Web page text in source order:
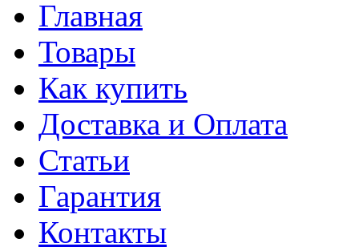
Главная
Товары
Как купить
Доставка и Оплата
Статьи
Гарантия
Контакты